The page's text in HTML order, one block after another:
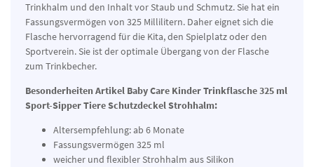
Trinkhalm und den Inhalt vor Staub und Schmutz. Sie hat ein
Fassungsvermögen von 325 Millilitern. Daher eignet sich die
Flasche hervorragend für die Kita, den Spielplatz oder den
Sportverein. Sie ist der optimale Übergang von der Flasche
zum Trinkbecher.
Besonderheiten Artikel Baby Care Kinder Trinkflasche 325 ml
Sport-Sipper Tiere Schutzdeckel Strohhalm:
Altersempfehlung: ab 6 Monate
Fassungsvermögen 325 ml
weicher und flexibler Strohhalm aus Silikon